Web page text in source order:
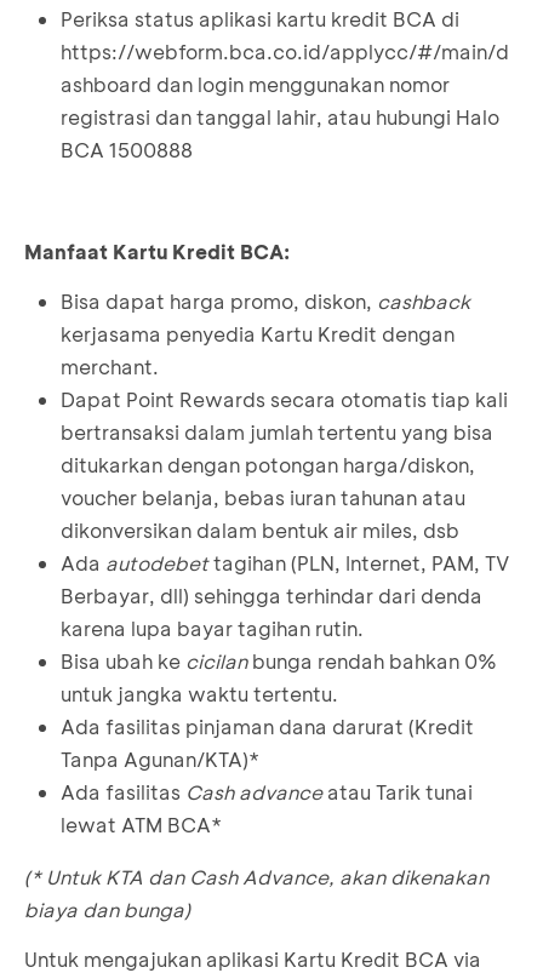
Periksa status aplikasi kartu kredit BCA di
https://webform.bca.co.id/applycc/#/main/d
ashboard dan login menggunakan nomor
registrasi dan tanggal lahir, atau hubungi Halo
BCA 1500888
Manfaat Kartu Kredit BCA:
Bisa dapat harga promo, diskon, cashback
kerjasama penyedia Kartu Kredit dengan
merchant.
Dapat Point Rewards secara otomatis tiap kali
bertransaksi dalam jumlah tertentu yang bisa
ditukarkan dengan potongan harga/diskon,
voucher belanja, bebas iuran tahunan atau
dikonversikan dalam bentuk air miles, dsb
Ada autodebettagihan (PLN, Internet, PAM, TV
Berbayar, dll) sehingga terhindar dari denda
karena lupa bayar tagihan rutin.
Bisa ubah ke cicilanbunga rendah bahkan 0%
untuk jangka waktu tertentu.
Ada fasilitas pinjaman dana darurat (Kredit
Tanpa Agunan/KTA)*
Ada fasilitas Cash advanceatau Tarik tunai
lewat ATM BCA*
(* Untuk KTA dan Cash Advance, akan dikenakan
biaya dan bunga)
Untuk mengajukan aplikasi Kartu Kredit BCA via